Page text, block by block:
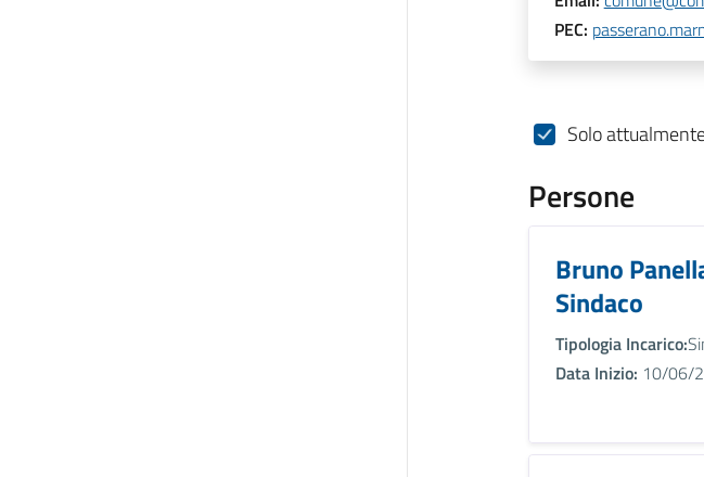
PEC:
Solo
Persone
Bruno
Sindaco
Tipologia Incarico:
Data Inizio: 10/06/